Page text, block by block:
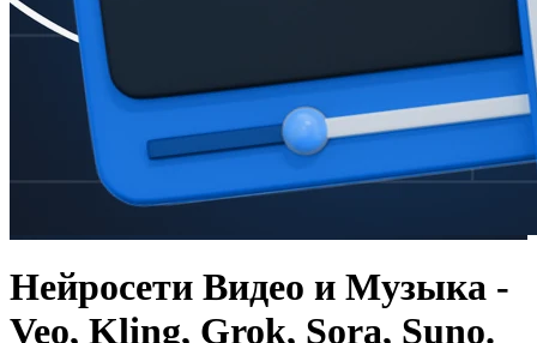
Нейросети Видео и Музыка -
Veo, Kling, Grok, Sora, Suno.